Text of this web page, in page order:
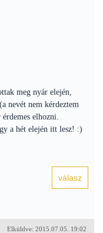
meg nyár elején,
nevét nem kérdeztem
elhozni.
a hét elején itt lesz! :)
Elküldve: 2015.07.05. 19:02